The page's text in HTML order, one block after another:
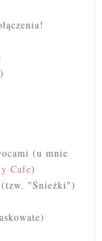
(u mnie
Cafe)
(tzw. "Śnieżki")